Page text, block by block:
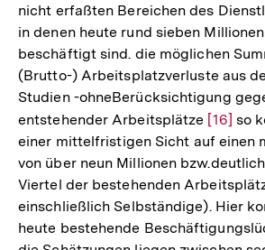
nicht erfaßten Bereichen des
in denen heute rund sieben
beschäftigt sind. die möglichen
(Brutto-) Arbeitsplatzverluste aus
Studien -ohneBerücksichtigung
entstehender Arbeitsplätze Zur
der
Fußnote
[16] so
einer mittelfristigen Sicht auf einen
von über neun Millionen
Viertel der bestehenden
einschließlich Selbständige). Hier
heute bestehende